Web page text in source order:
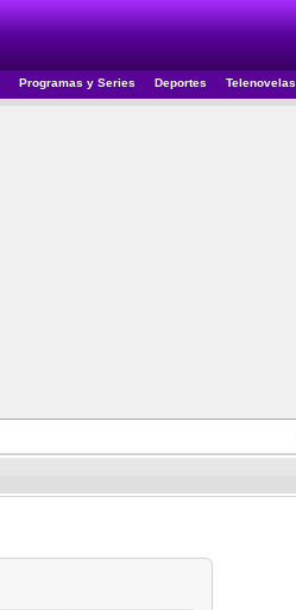
Programas y Series Deportes Telenovelas